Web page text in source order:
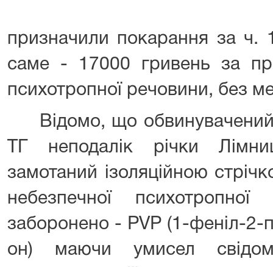
призначили покарання за ч.
саме - 17000 гривень за
психотропної речовини, без
Відомо, що обвинувачений
ТГ неподалік річки
замотаний ізоляційною
небезпечної
заборонено - PVP (1-феніл-2-
он) маючи умисел